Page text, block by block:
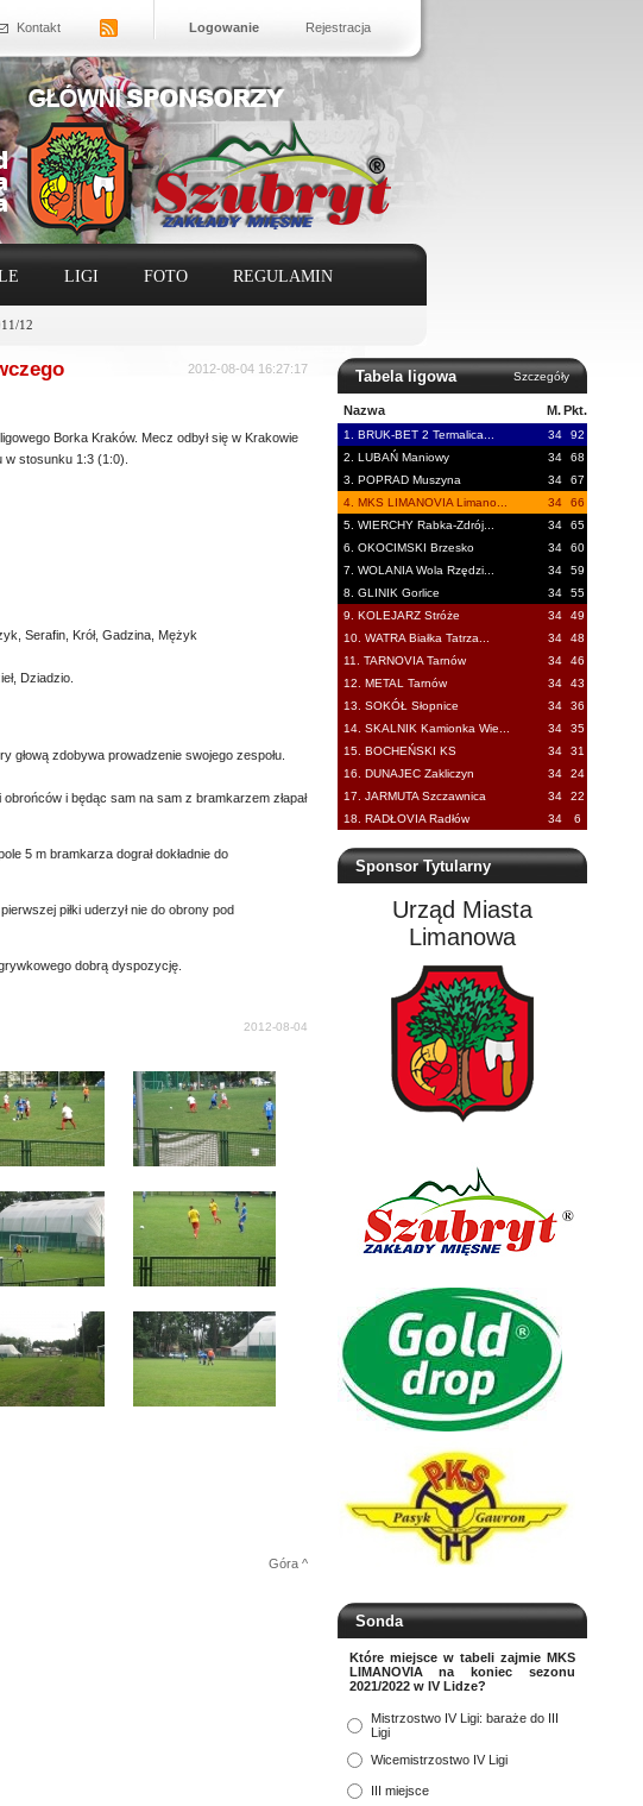
Kontakt Logowanie Rejestracja
12
LIGI FOTO REGULAMIN
Tabela ligowa Szczegóły
Nazwa M. Pkt.
1. BRUK-BET 2 Termalica... 34
92
2. LUBAŃ Maniowy
34
68
3. POPRAD Muszyna
34
67
4. MKS LIMANOVIA Limano...
34
66
5. WIERCHY Rabka-Zdrój...
34
65
6. OKOCIMSKI Brzesko
34
60
7. WOLANIA Wola Rzędzi...
34
59
8. GLINIK Gorlice
34
55
9. KOLEJARZ Stróże
34
49
10. WATRA Białka Tatrza...
34
48
11. TARNOVIA Tarnów
34
46
12. METAL Tarnów
34
43
13. SOKÓŁ Słopnice
34
36
14. SKALNIK Kamionka Wie...
34
35
15. BOCHEŃSKI KS
34
31
16. DUNAJEC Zakliczyn
34
24
17. JARMUTA Szczawnica
34
22
18. RADŁOVIA Radłów
34 6
Sponsor Tytularny
Urząd Miasta
Limanowa
Sonda
Które miejsce w tabeli zajmie MKS
LIMANOVIA na koniec sezonu
2021/2022 w IV Lidze?
Mistrzostwo IV Ligi: baraże do III
Ligi
Wicemistrzostwo IV Ligi
III miejsce
2012-08-04 16:27:17
Borka Kraków. Mecz odbył się w Krakowie
stosunku 1:3 (1:0).
Serafin, Krół, Gadzina, Mężyk
Dziadzio.
zdobywa prowadzenie swojego zespołu.
i będąc sam na sam z bramkarzem złapał
5 m bramkarza dograł dokładnie do
piłki uderzył nie do obrony pod
dobrą dyspozycję.
2012-08-04
Góra ^